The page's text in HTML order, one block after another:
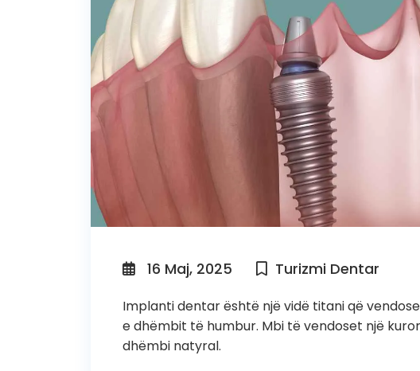
16 Maj, 2025 Turizmi Dentar
Implanti dentar është një vidë titani që
e dhëmbit të humbur. Mbi të vendoset një
dhëmbi natyral.